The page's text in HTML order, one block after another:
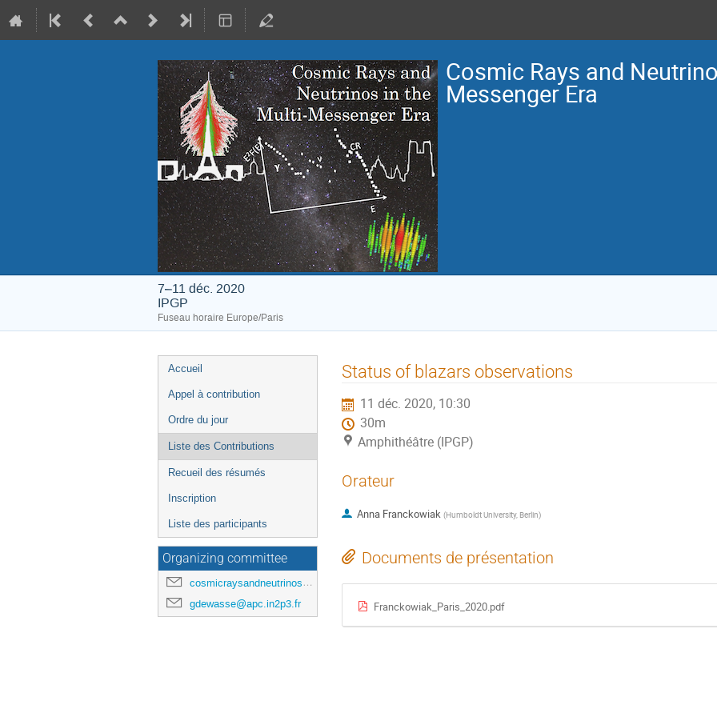
Cosmic Rays and
Messenger Era
7–11 déc. 2020
IPGP
Fuseau horaire Europe/Paris
Menu
de
Accueil
Appel à contribution
Ordre du jour
Liste des Contributions
Recueil des résumés
Inscription
Liste des participants
Organizing committee
cosmicraysandneutrinosinparis@gmail.com
gdewasse@apc.in2p3.fr
Status of blazars observations
11 déc. 2020, 10:30
30m
Amphithéâtre (IPGP)
Orateur
Anna Franckowiak (Humboldt University, Berlin)
Documents de présentation
Franckowiak_Paris_2020.pdf